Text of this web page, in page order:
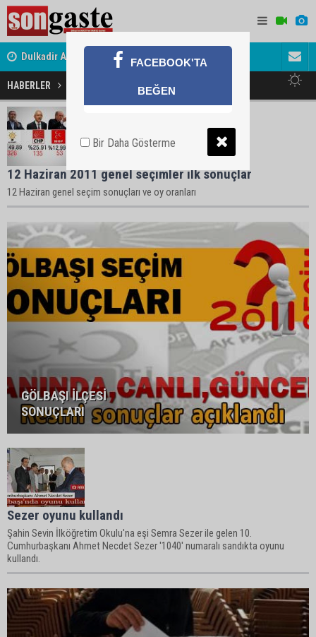
Dulkadir Ailesinin Mutlu Günü
Gölbaşı Esnafının Sesi Ankara Kalkınma Ajansı'nda
Avukat
akını
HABERLER 12 Haziran Haberleri
12 Haziran 2011 genel seçimler ilk sonuçlar
12 Haziran genel seçim sonuçları ve oy oranları
GÖLBAŞI İLÇESİ
SONUÇLARI
Sezer oyunu kullandı
Şahin Sevin İlköğretim Okulu'na eşi Semra Sezer ile gelen 10.
Cumhurbaşkanı Ahmet Necdet Sezer '1040' numaralı sandıkta oyunu
kullandı.
FACEBOOK'TA
BEĞEN
Bir Daha Gösterme